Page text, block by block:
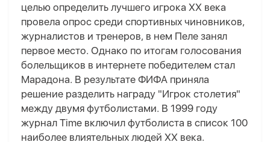
целью определить лучшего игрока XX века
провела опрос среди спортивных чиновников,
журналистов и тренеров, в нем Пеле занял
первое место. Однако по итогам голосования
болельщиков в интернете победителем стал
Марадона. В результате ФИФА приняла
решение разделить награду "Игрок столетия"
между двумя футболистами. В 1999 году
журнал Time включил футболиста в список 100
наиболее влиятельных людей XX века.